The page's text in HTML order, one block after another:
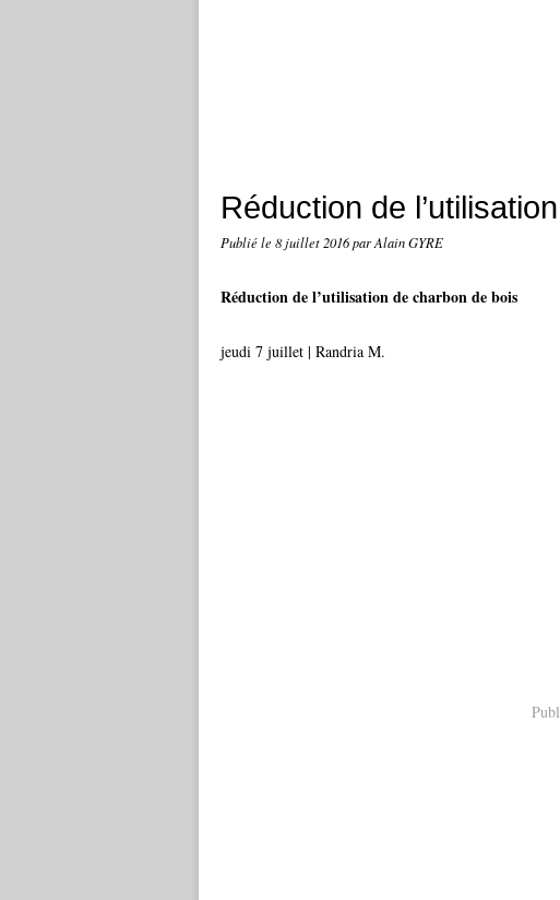
Réduction de
Publié le 8 juillet 2016par Alain GYRE
Réduction de l’utilisation de charbon de bois
jeudi 7 juillet | Randria M.